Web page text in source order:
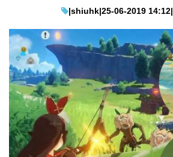
|shiuhk|25-06-2019 14:12|